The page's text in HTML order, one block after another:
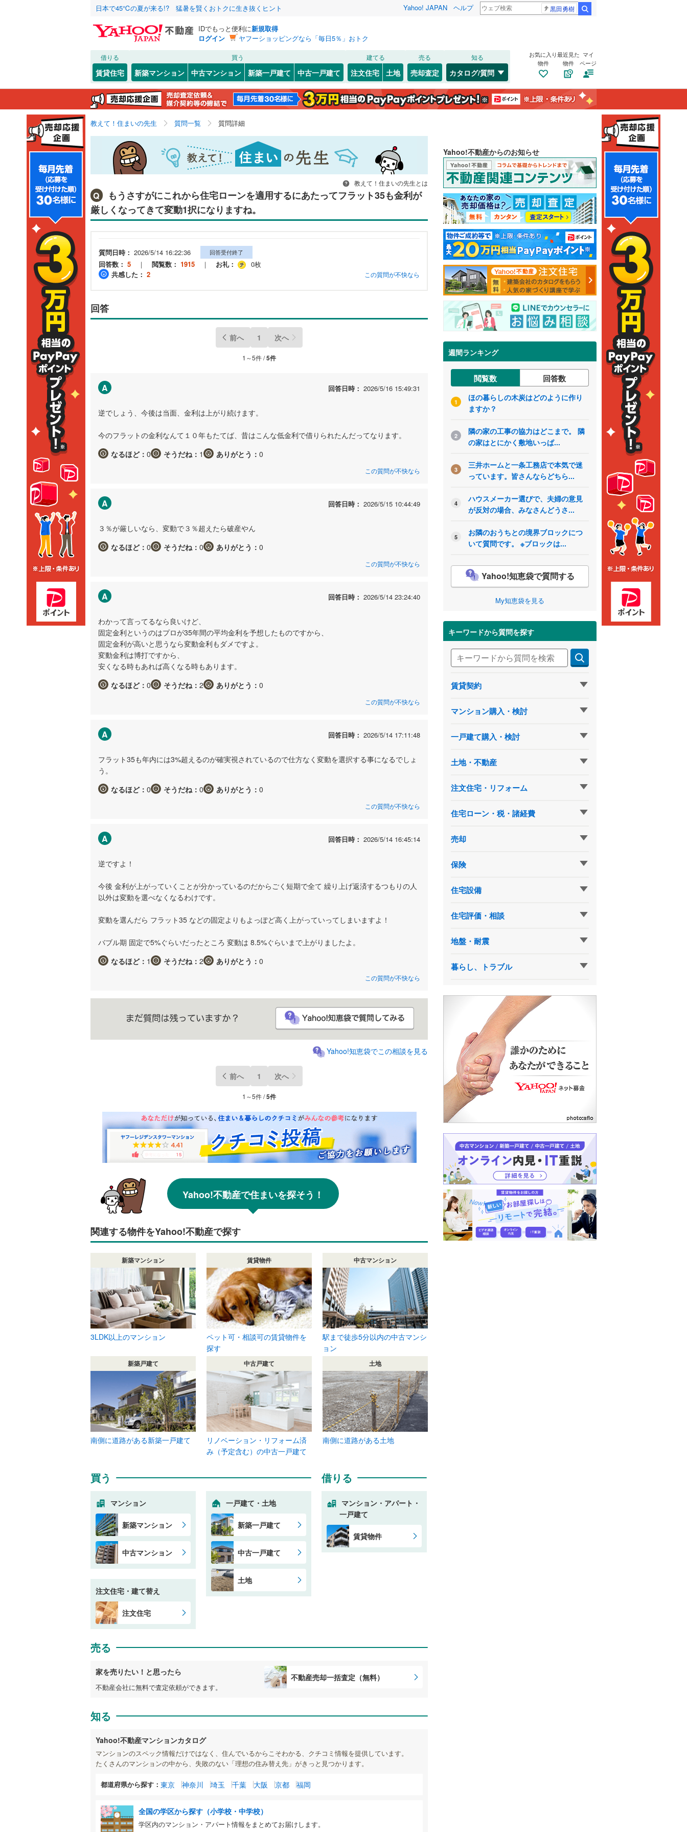
日本で45℃の夏が来る!? 猛暑を賢くおトクに生き抜くヒント Yahoo! JAPAN ヘルプ 黒田勇樹
IDでもっと便利に新規取得
ログイン
ヤフーショッピングなら「毎日5％」おトク
借りる
賃貸住宅
買う
新築マンション 中古マンション 新築一戸建て 中古一戸建て
建てる
注文住宅 土地
売る
売却査定
知る
カタログ/質問
お気に入り
物件
最近見た
物件
マイ
ページ
教えて！住まいの先生 質問一覧 質問詳細
教えて！住まいの先生とは
Q
もうさすがにこれから住宅ローンを適用するにあたってフラット35も金利が
厳しくなってきて変動1択になりますね。
質問日時： 2026/5/14 16:22:36 回答受付終了
回答数： 5 ｜ 閲覧数： 1915 ｜ お礼：
0枚
共感した： 2 この質問が不快なら
回答
前へ 1 次へ
1～5件 /5件
A 回答日時： 2026/5/16 15:49:31
逆でしょう、今後は当面、金利は上がり続けます。
今のフラットの金利なんて１０年もたてば、昔はこんな低金利で借りられたんだってなります。
なるほど： 0 そうだね： 1 ありがとう： 0
この質問が不快なら
A 回答日時： 2026/5/15 10:44:49
３％が厳しいなら、変動で３％超えたら破産やん
なるほど： 0 そうだね： 0 ありがとう： 0
この質問が不快なら
A 回答日時： 2026/5/14 23:24:40
わかって言ってるなら良いけど、
固定金利というのはプロが35年間の平均金利を予想したものですから、
固定金利が高いと思うなら変動金利もダメですよ。
変動金利は博打ですから、
安くなる時もあれば高くなる時もあります。
なるほど： 0 そうだね： 2 ありがとう： 0
この質問が不快なら
A 回答日時： 2026/5/14 17:11:48
フラット35も年内には3%超えるのが確実視されているので仕方なく変動を選択する事になるでしょ
う。
なるほど： 0 そうだね： 0 ありがとう： 0
この質問が不快なら
A 回答日時： 2026/5/14 16:45:14
逆ですよ！
今後 金利が上がっていくことが分かっているのだからごく短期で全て 繰り上げ返済するつもりの人
以外は変動を選べなくなるわけです。
変動を選んだら フラット35 などの固定よりもよっぽど高く上がっていってしまいますよ！
バブル期 固定で5%ぐらいだったところ 変動は 8.5%ぐらいまで上がりましたよ。
なるほど： 1 そうだね： 2 ありがとう： 0
この質問が不快なら
Yahoo!知恵袋でこの相談を見る
前へ 1 次へ
1～5件 /5件
Yahoo!不動産で住まいを探そう！
関連する物件をYahoo!不動産で探す
新築マンション
3LDK以上のマンション
賃貸物件
ペット可・相談可の賃貸物件を
探す
中古マンション
駅まで徒歩5分以内の中古マンシ
ョン
新築戸建て
南側に道路がある新築一戸建て
中古戸建て
リノベーション・リフォーム済
み（予定含む）の中古一戸建て
土地
南側に道路がある土地
買う
マンション
新築マンション
中古マンション
注文住宅・建て替え
注文住宅
一戸建て・土地
新築一戸建て
中古一戸建て
土地
借りる
マンション・アパート・
一戸建て
賃貸物件
売る
家を売りたい！と思ったら
不動産会社に無料で査定依頼ができます。
不動産売却一括査定（無料）
知る
Yahoo!不動産マンションカタログ
マンションのスペック情報だけではなく、住んでいるからこそわかる、クチコミ情報を提供しています。
たくさんのマンションの中から、失敗のない「理想の住み替え先」がきっと見つかります。
都道府県から探す： 東京 神奈川 埼玉 千葉 大阪 京都 福岡
全国の学区から探す（小学校・中学校）
学区内のマンション・アパート情報をまとめてお届けします。
Yahoo!不動産からのお知らせ
週間ランキング
閲覧数 回答数
1
ほの暮らしの木炭はどのように作り
ますか？
2
隣の家の工事の協力はどこまで。 隣
の家はとにかく敷地いっぱ...
3
三井ホームと一条工務店で本気で迷
っています。皆さんならどちら...
4
ハウスメーカー選びで、夫婦の意見
が反対の場合、みなさんどうさ...
5
お隣のおうちとの境界ブロックにつ
いて質問です。 ※ブロックは...
Yahoo!知恵袋で質問する
My知恵袋を見る
キーワードから質問を探す
賃貸契約
マンション購入・検討
一戸建て購入・検討
土地・不動産
注文住宅・リフォーム
住宅ローン・税・諸経費
売却
保険
住宅設備
住宅評価・相談
地盤・耐震
暮らし、トラブル